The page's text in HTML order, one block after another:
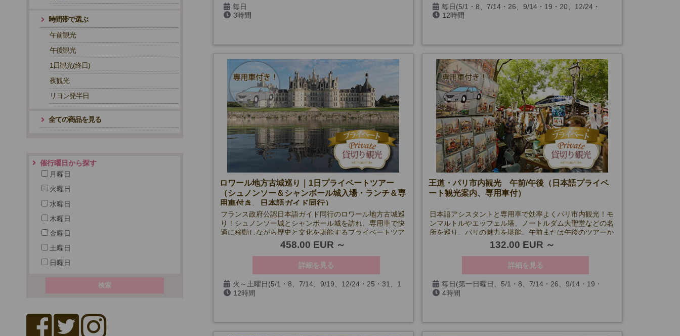
毎日
(5/1・8、7/14・26、9/14・19・20、12/24・25・31、
3時間
毎日(5/1・8、7/14・26、9/14・19・20、12/24・
25・31、1/1、第一日曜日を除く)
12時間
ロワール地方古城巡り｜1日プライベートツアー
（シュノンソー＆シャンボール城入場・ランチ＆専
用車付き、日本語ガイド同行）
フランス政府公認日本語ガイド同行のロワール地方古城巡
り！シュノンソー城とシャンボール城を訪れ、専用車で快
適に移動しながら歴史と文化を堪能するプライベートツア
ー。自由なペースで観光を楽しめる特別な体験を提供しま
458.00 EUR
詳細を見る
火～土曜日(5/1・8、7/14、9/19、12/24・25・31、1
月、2月、3/18を除く)
12時間
王道・パリ市内観光 午前/午後（日本語プライベ
ート観光案内、専用車付）
日本語アシスタントと専用車で効率よくパリ市内観光！モ
ンマルトルやエッフェル塔、ノートルダム大聖堂などの名
所を巡り、パリの魅力を堪能。午前または午後のツアーか
132.00 EUR
詳細を見る
毎日(第一日曜日、5/1・8、7/14・26、9/14・19・
20、11/10・11、12/24・25・31、1/1を除く)
4時間
時間帯で選ぶ
午前観光
午後観光
1日観光(終日)
夜観光
リヨン発半日
全ての商品を見る
催行曜日から探す
月曜日
火曜日
水曜日
木曜日
金曜日
土曜日
日曜日